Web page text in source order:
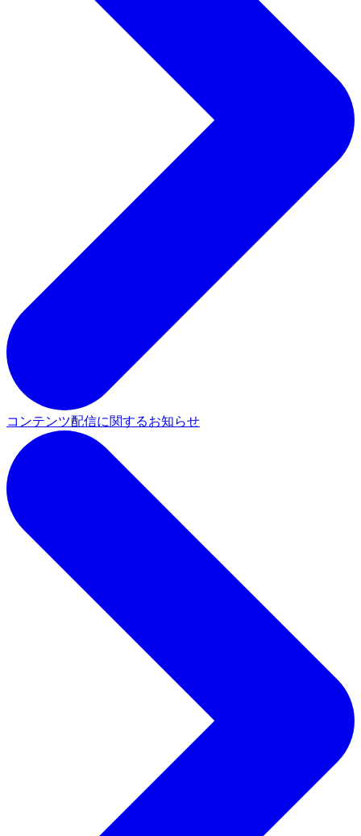
コンテンツ配信に関するお知らせ